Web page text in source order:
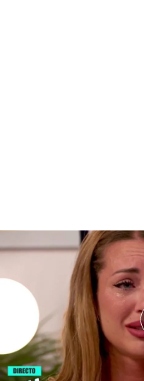
Mayka Rivera es expulsada de
mentira
PUEDE INTERESARTE
La pillada de 'Baila
aprovechó un
con Alejandro
Las pruebas de la